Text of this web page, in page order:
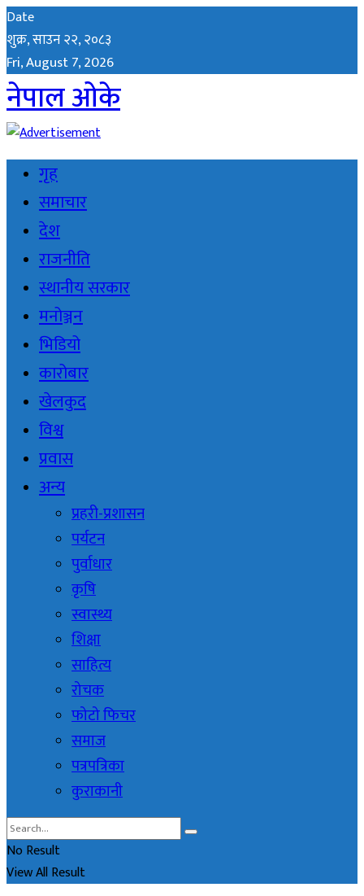
Date
शुक्र, साउन २२, २०८३
Fri, August 7, 2026
नेपाल ओके
गृह
समाचार
देश
राजनीति
स्थानीय सरकार
मनोञ्जन
भिडियो
कारोबार
खेलकुद
विश्व
प्रवास
अन्य
प्रहरी-प्रशासन
पर्यटन
पुर्वाधार
कृषि
स्वास्थ्य
शिक्षा
साहित्य
रोचक
फोटो फिचर
समाज
पत्रपत्रिका
कुराकानी
No Result
View All Result